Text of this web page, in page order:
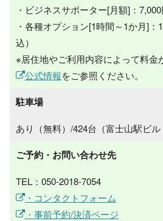
・ビジネスサポーター[月額]：
・各種オプション[1時間～1か月]：
込）
※居住地やご利用内容によって料金
公式情報をご参照ください。
駐車場
あり（無料）/424台（富士山駅ビル
ご予約・お問い合わせ先
TEL：050-2018-7054
・コンタクトフォーム
・事前予約/決済ページ